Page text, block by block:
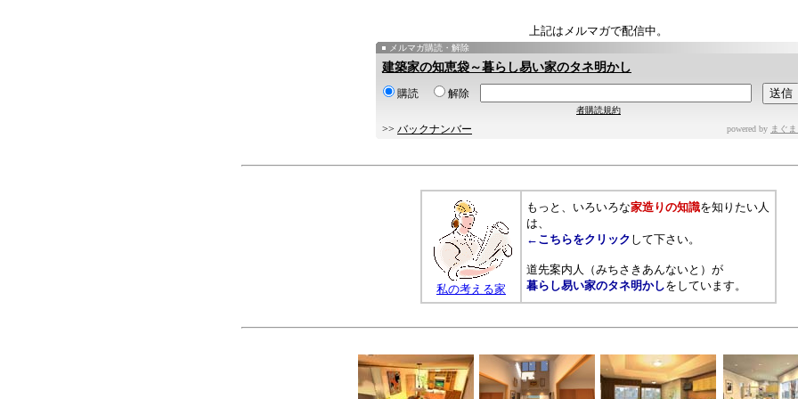
上記はメルマガで配信中。
メルマガ購読・解除
建築家の知恵袋～暮らし易い家のタネ明かし
購読 解除
者購読規約
>> バックナンバー powered by まぐ
私の考える家
もっと、いろいろな家造りの知識を知りたい人
は、
←こちらをクリック して下さい。
道先案内人（みちさきあんないと）が
暮らし易い家のタネ明かしをしています。